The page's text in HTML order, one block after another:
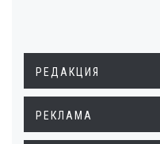
РЕДАКЦИЯ
РЕКЛАМА